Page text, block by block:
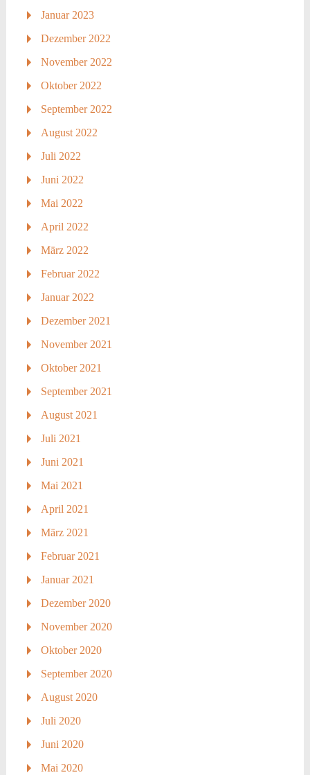
Januar 2023
Dezember 2022
November 2022
Oktober 2022
September 2022
August 2022
Juli 2022
Juni 2022
Mai 2022
April 2022
März 2022
Februar 2022
Januar 2022
Dezember 2021
November 2021
Oktober 2021
September 2021
August 2021
Juli 2021
Juni 2021
Mai 2021
April 2021
März 2021
Februar 2021
Januar 2021
Dezember 2020
November 2020
Oktober 2020
September 2020
August 2020
Juli 2020
Juni 2020
Mai 2020